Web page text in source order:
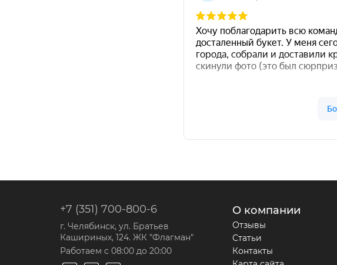
+7 (351) 700-800-6
г. Челябинск, ул. Братьев
Кашириных, 124. ЖК "Флагман"
Работаем с 08:00 до 20:00
О компании
Отзывы
Статьи
Контакты